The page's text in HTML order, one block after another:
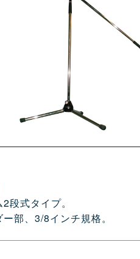
段式タイプ。
部、3/8インチ規格。